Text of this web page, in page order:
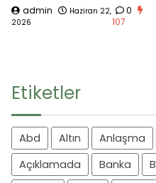
admin
Haziran 22,
2026
0
107
Etiketler
Abd Altın Anlaşma
Açıklamada
Banka